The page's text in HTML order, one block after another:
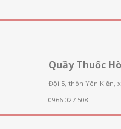
Quầy Thuốc
Đội 5, thôn Yên Kiện,
0966 027 508